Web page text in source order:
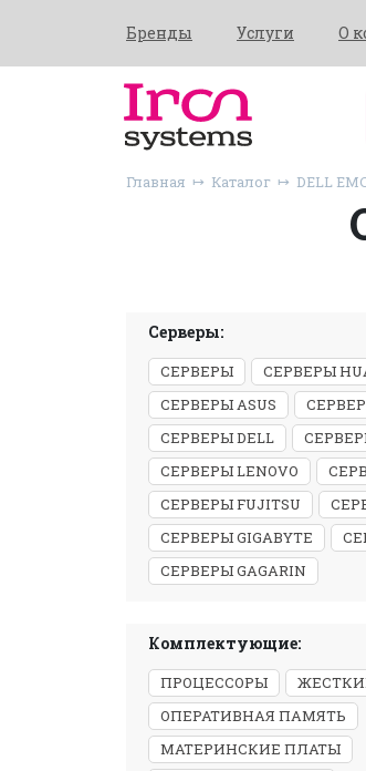
Бренды Услуги О
Главная Каталог DELL
Серверы:
СЕРВЕРЫ
СЕРВЕРЫ
СЕРВЕРЫ ASUS
СЕРВЕРЫ DELL
СЕРВЕРЫ LENOVO
СЕРВЕРЫ FUJITSU
СЕРВЕРЫ GIGABYTE
СЕРВЕРЫ GAGARIN
Комплектующие:
ПРОЦЕССОРЫ
ОПЕРАТИВНАЯ ПАМЯТЬ
МАТЕРИНСКИЕ ПЛАТЫ